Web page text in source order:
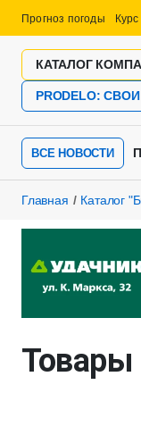
Прогноз погоды
КАТАЛОГ
PRODELO:
ВСЕ НОВОСТИ
Главная Каталог
Товары